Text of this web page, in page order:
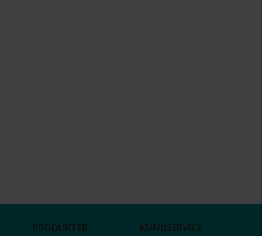
PRODUKTER KUNDSERVICE